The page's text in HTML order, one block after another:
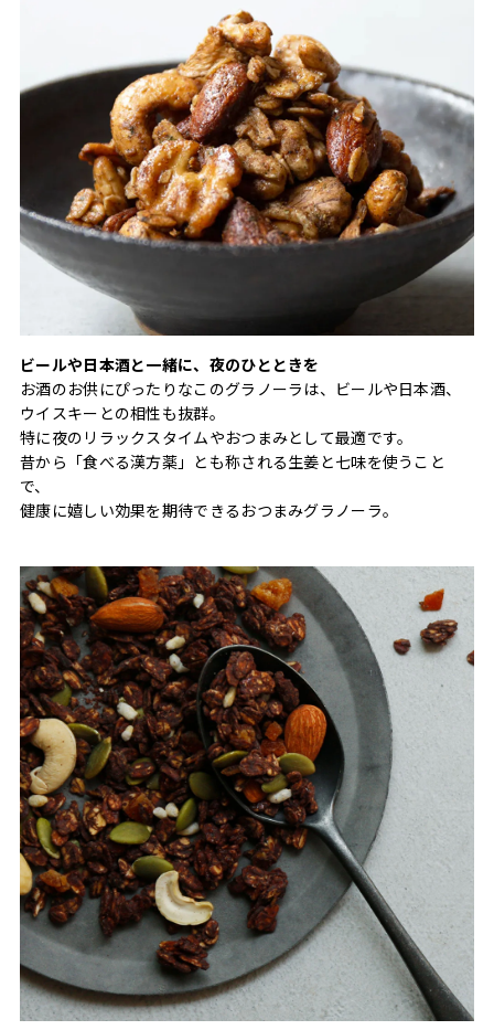
ビールや日本酒と一緒に、夜のひとときを
お酒のお供にぴったりなこのグラノーラは、ビールや日本酒、
ウイスキーとの相性も抜群。
特に夜のリラックスタイムやおつまみとして最適です。
昔から「食べる漢方薬」とも称される生姜と七味を使うこと
で、
健康に嬉しい効果を期待できるおつまみグラノーラ。